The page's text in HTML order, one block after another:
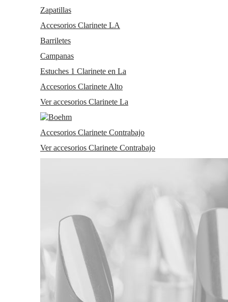
Zapatillas
Accesorios Clarinete LA
Barriletes
Campanas
Estuches 1 Clarinete en La
Accesorios Clarinete Alto
Ver accesorios Clarinete La
Accesorios Clarinete Contrabajo
Ver accesorios Clarinete Contrabajo
Clarinetes En Do
Clarinetes Alto
Clarinetes Contrabajo
Cornos Di Basseto
Partituras Clarinete
Accesorios Clarinete Sib
Accesorios Clarinete Mib
Accesorios Clarinete Bajo
Accesorios Clarinete La
Accesorios Clarinete Contrabajo
Viento metal
Trombones
Fliscornos
Tubas
Saxos Baritonos
Saxos Sopranino
Partituras Saxo
Accesorios Saxo Alto
Accesorios Saxo Tenor
Accesorios Saxo Soprano
Accesorios Saxo Baritono
Accesorios Saxo Sopranino
Accesorios Saxo Bajo